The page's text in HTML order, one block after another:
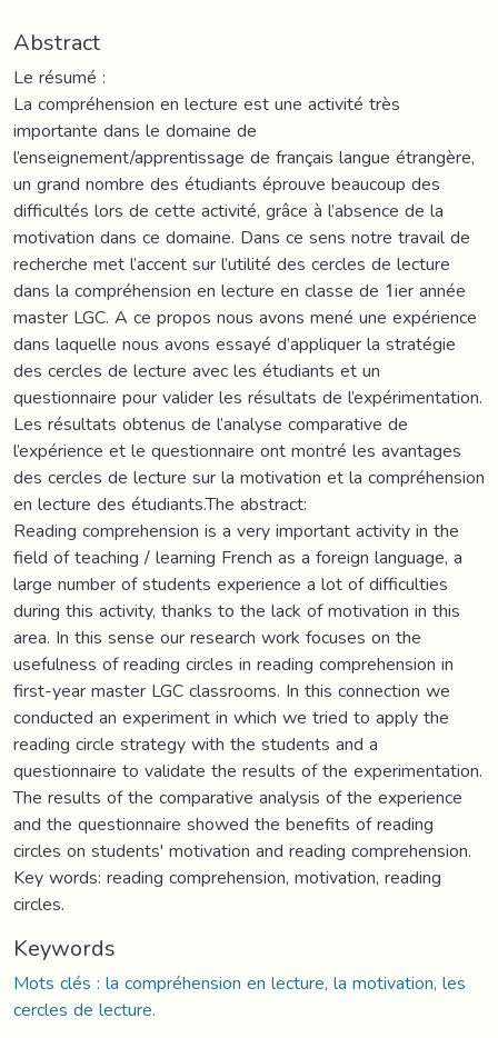
Abstract
Le résumé :
La compréhension en lecture est une activité très
importante dans le domaine de
l’enseignement/apprentissage de français langue étrangère,
un grand nombre des étudiants éprouve beaucoup des
difficultés lors de cette activité, grâce à l’absence de la
motivation dans ce domaine. Dans ce sens notre travail de
recherche met l’accent sur l’utilité des cercles de lecture
dans la compréhension en lecture en classe de 1ier année
master LGC. A ce propos nous avons mené une expérience
dans laquelle nous avons essayé d’appliquer la stratégie
des cercles de lecture avec les étudiants et un
questionnaire pour valider les résultats de l’expérimentation.
Les résultats obtenus de l’analyse comparative de
l’expérience et le questionnaire ont montré les avantages
des cercles de lecture sur la motivation et la compréhension
en lecture des étudiants.The abstract:
Reading comprehension is a very important activity in the
field of teaching / learning French as a foreign language, a
large number of students experience a lot of difficulties
during this activity, thanks to the lack of motivation in this
area. In this sense our research work focuses on the
usefulness of reading circles in reading comprehension in
first-year master LGC classrooms. In this connection we
conducted an experiment in which we tried to apply the
reading circle strategy with the students and a
questionnaire to validate the results of the experimentation.
The results of the comparative analysis of the experience
and the questionnaire showed the benefits of reading
circles on students' motivation and reading comprehension.
Key words: reading comprehension, motivation, reading
circles.
Keywords
Mots clés : la compréhension en lecture, la motivation, les
cercles de lecture.